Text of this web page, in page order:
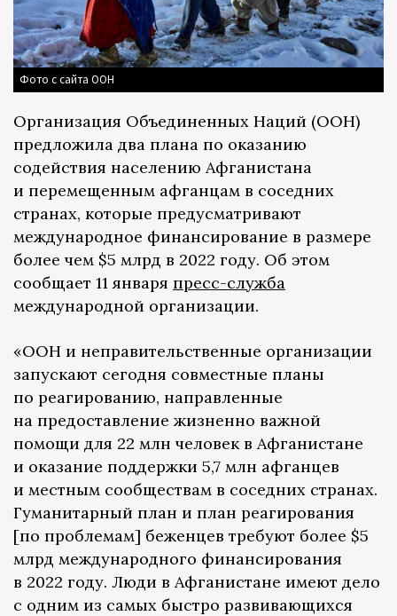
Фото с сайта ООН
Организация Объединенных Наций (ООН)
предложила два плана по оказанию
содействия населению Афганистана
и перемещенным афганцам в соседних
странах, которые предусматривают
международное финансирование в размере
более чем $5 млрд в 2022 году. Об этом
сообщает 11 января пресс-служба
международной организации.
«ООН и неправительственные организации
запускают сегодня совместные планы
по реагированию, направленные
на предоставление жизненно важной
помощи для 22 млн человек в Афганистане
и оказание поддержки 5,7 млн афганцев
и местным сообществам в соседних странах.
Гуманитарный план и план реагирования
[по проблемам] беженцев требуют более $5
млрд международного финансирования
в 2022 году. Люди в Афганистане имеют дело
с одним из самых быстро развивающихся